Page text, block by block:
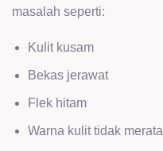
masalah seperti:
Kulit kusam
Bekas jerawat
Flek hitam
Warna kulit tidak merata